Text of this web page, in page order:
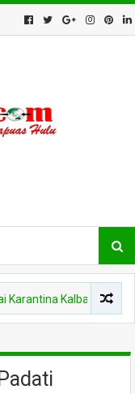
Kalbar Tinjau Jalur